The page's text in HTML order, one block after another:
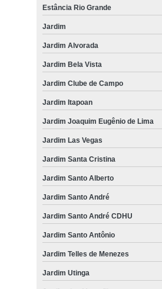
Estância Rio Grande
Jardim
Jardim Alvorada
Jardim Bela Vista
Jardim Clube de Campo
Jardim Itapoan
Jardim Joaquim Eugênio de Lima
Jardim Las Vegas
Jardim Santa Cristina
Jardim Santo Alberto
Jardim Santo André
Jardim Santo André CDHU
Jardim Santo Antônio
Jardim Telles de Menezes
Jardim Utinga